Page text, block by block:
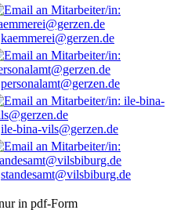
kaemmerei@gerzen.de
personalamt@gerzen.de
ile-bina-vils@gerzen.de
standesamt@vilsbiburg.de